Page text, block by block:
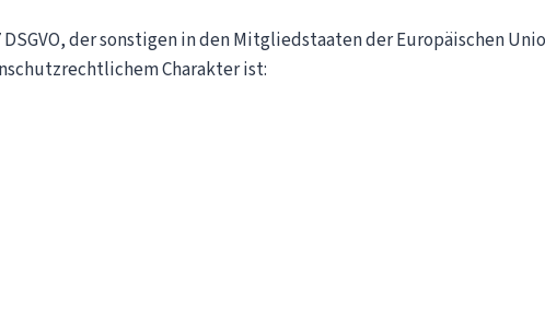
der sonstigen in den Mitgliedstaaten der Europäischen
Charakter ist: